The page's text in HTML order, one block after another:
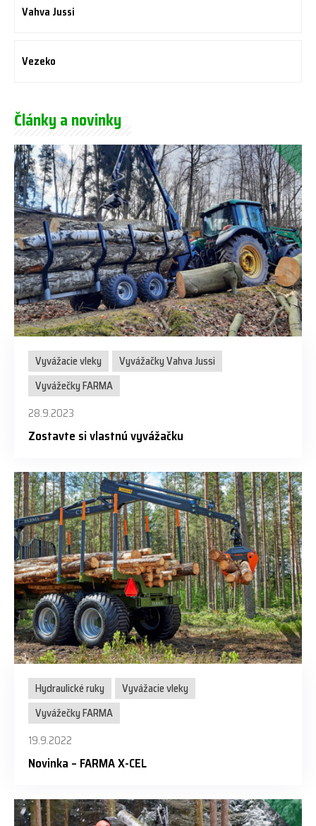
Vahva Jussi
Vezeko
Články a novinky
Vyvážacie vleky
Vyvážačky Vahva Jussi
Vyvážečky FARMA
28.9.2023
Zostavte si vlastnú vyvážačku
Hydraulické ruky
Vyvážacie vleky
Vyvážečky FARMA
19.9.2022
Novinka – FARMA X-CEL